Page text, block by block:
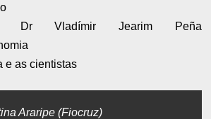
Dr Vladímir Jearim Peña
e as cientistas
Araripe (Fiocruz)